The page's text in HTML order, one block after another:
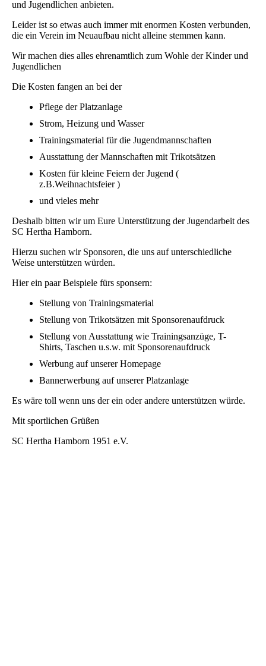
und Jugendlichen anbieten.
Leider ist so etwas auch immer mit enormen Kosten verbunden,
die ein Verein im Neuaufbau nicht alleine stemmen kann.
Wir machen dies alles ehrenamtlich zum Wohle der Kinder und
Jugendlichen
Die Kosten fangen an bei der
Pflege der Platzanlage
Strom, Heizung und Wasser
Trainingsmaterial für die Jugendmannschaften
Ausstattung der Mannschaften mit Trikotsätzen
Kosten für kleine Feiern der Jugend (
z.B.Weihnachtsfeier )
und vieles mehr
Deshalb bitten wir um Eure Unterstützung der Jugendarbeit des
SC Hertha Hamborn.
Hierzu suchen wir Sponsoren, die uns auf unterschiedliche
Weise unterstützen würden.
Hier ein paar Beispiele fürs sponsern:
Stellung von Trainingsmaterial
Stellung von Trikotsätzen mit Sponsorenaufdruck
Stellung von Ausstattung wie Trainingsanzüge, T-
Shirts, Taschen u.s.w. mit Sponsorenaufdruck
Werbung auf unserer Homepage
Bannerwerbung auf unserer Platzanlage
Es wäre toll wenn uns der ein oder andere unterstützen würde.
Mit sportlichen Grüßen
SC Hertha Hamborn 1951 e.V.